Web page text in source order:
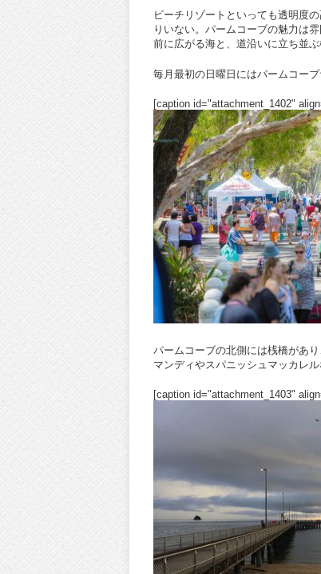
ビーチリゾートといっても透明度
りいない。パームコーブの魅力は
前に広がる海と、道沿いに立ち並
毎月最初の日曜日にはパームコー
[caption id="attachment_1402"
パームコーブの北側には桟橋があ
マンディやスパニッシュマッカレ
[caption id="attachment_1403"